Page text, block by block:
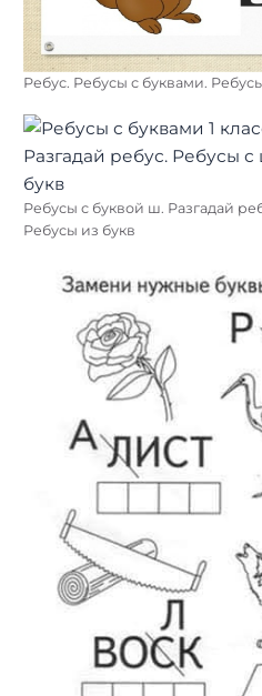
Ребус. Ребусы с буквами.
Ребусы с буквой ш. Разгадай
Ребусы из букв